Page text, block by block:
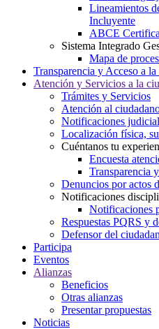
Lineamientos
Incluyente
ABCE
Sistema Integrado
Mapa de
Transparencia y Acceso a
Atención y Servicios a la
Trámites y Servicios
Atención al
Notificaciones
Localización física,
Cuéntanos tu
Encuesta
Transparencia
Denuncios por actos
Notificaciones
Notificaciones
Respuestas PQRS y
Defensor del
Participa
Eventos
Alianzas
Beneficios
Otras alianzas
Presentar propuestas
Noticias